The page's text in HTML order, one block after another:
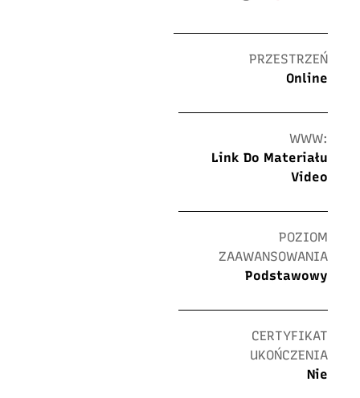
PRZESTRZEŃ
Online
WWW:
Link Do Materiału
Video
POZIOM
ZAAWANSOWANIA
Podstawowy
CERTYFIKAT
UKOŃCZENIA
Nie